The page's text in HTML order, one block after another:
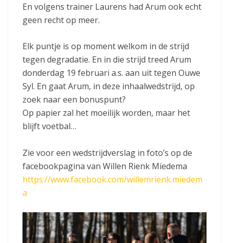
En volgens trainer Laurens had Arum ook echt
geen recht op meer.
Elk puntje is op moment welkom in de strijd
tegen degradatie. En in die strijd treed Arum
donderdag 19 februari a.s. aan uit tegen Ouwe
Syl. En gaat Arum, in deze inhaalwedstrijd, op
zoek naar een bonuspunt?
Op papier zal het moeilijk worden, maar het
blijft voetbal…
Zie voor een wedstrijdverslag in foto’s op de
facebookpagina van Willen Rienk Miedema
https://www.facebook.com/willemrienk.miedem
a